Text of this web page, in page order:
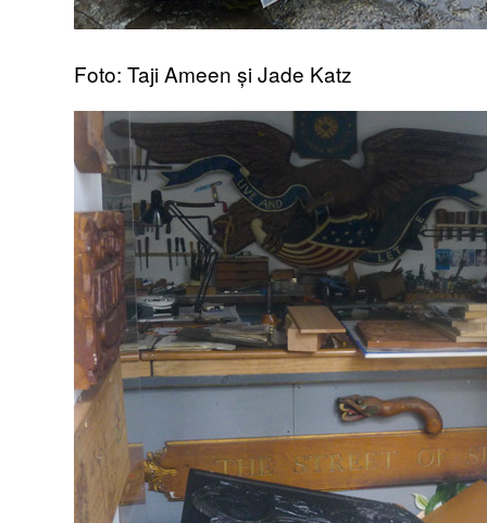
Foto: Taji Ameen și Jade Katz